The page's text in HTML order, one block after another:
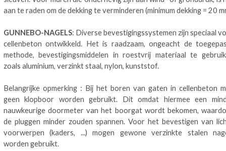
aan te raden om de dekking te verminderen (minimum dekking = 20
GUNNEBO-NAGELS: Diverse bevestigingssystemen zijn speciaal
cellenbeton ontwikkeld. Het is raadzaam, ongeacht de
methode, bevestigingsmiddelen in roestvrij materiaal te
zoals aluminium, verzinkt staal, nylon, kunststof.
Belangrijke opmerking : Bij het boren van gaten in cellenbeton
geen klopboor worden gebruikt. Dit omdat hiermee een
nauwkeurige doormeter van het boorgat wordt bekomen,
de pluggen minder zouden spannen. Voor het bevestigen van
voorwerpen (kaders, ...) mogen gewone verzinkte stalen
worden gebruikt.